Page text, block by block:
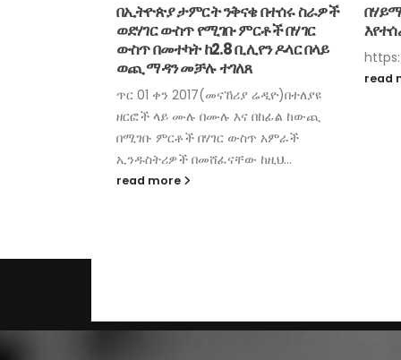
በኢትዮጵያ ታምርት ንቅናቄ በተሰሩ ስራዎች
ወደሃገር ውስጥ የሚገቡ ምርቶች በሃገር
ውስጥ በመተካት ከ2.8 ቢሊየን ዶላር በላይ
ወጪ ማዳን መቻሉ ተገለጸ
ጥር 01 ቀን 2017(መናኸሪያ ሬዲዮ)በተለያዩ
ዘርፎች ላይ ሙሉ በሙሉ እና በከፊል ከውጪ
በሚገቡ ምርቶች በሃገር ውስጥ አምራች
ኢንዱስትሪዎች በመሸፈናቸው ከዚህ...
read more
read